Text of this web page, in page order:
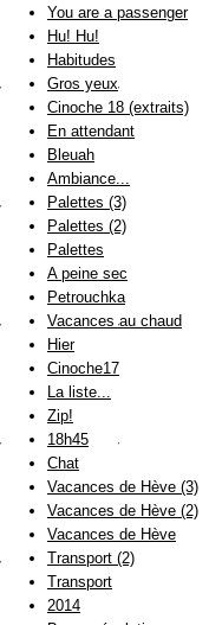
You are a passenger
Hu! Hu!
Habitudes
Gros yeux
Cinoche 18 (extraits)
En attendant
Bleuah
Ambiance...
Palettes (3)
Palettes (2)
Palettes
A peine sec
Petrouchka
Vacances au chaud
Hier
Cinoche17
La liste...
Zip!
18h45
Chat
Vacances de Hève (3)
Vacances de Hève (2)
Vacances de Hève
Transport (2)
Transport
2014